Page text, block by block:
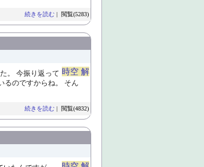
続きを読む | 閲覧(5283)
時空 解
。 今振り返って
のですからね。 そん
続きを読む | 閲覧(4832)